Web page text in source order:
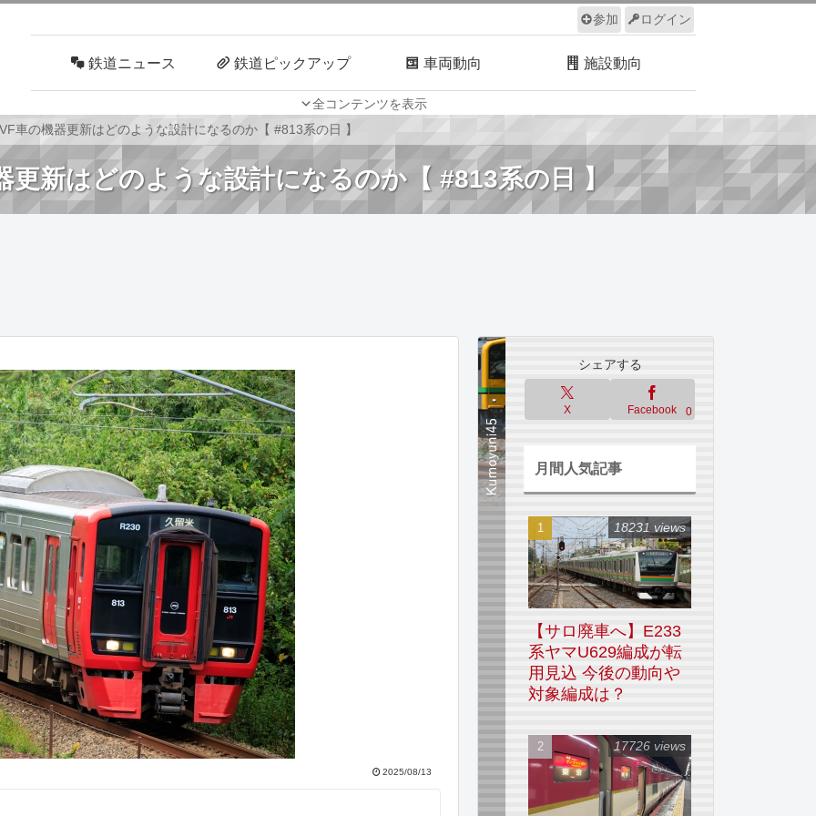
ログイン
参加
全コンテンツを表示
鉄道ニュース 鉄道ピックアップ 車両動向 施設動向
車両技術 路線探訪 ルール サイトについて
車の機器更新はどのような設計になるのか【 #813系の日 】
更新はどのような設計になるのか【 #813系の日 】
2025/08/13
シェアする
X Facebook 0
月間人気記事
【サロ廃車へ】E233
系ヤマU629編成が転
用見込 今後の動向や
対象編成は？
18231 views
17726 views